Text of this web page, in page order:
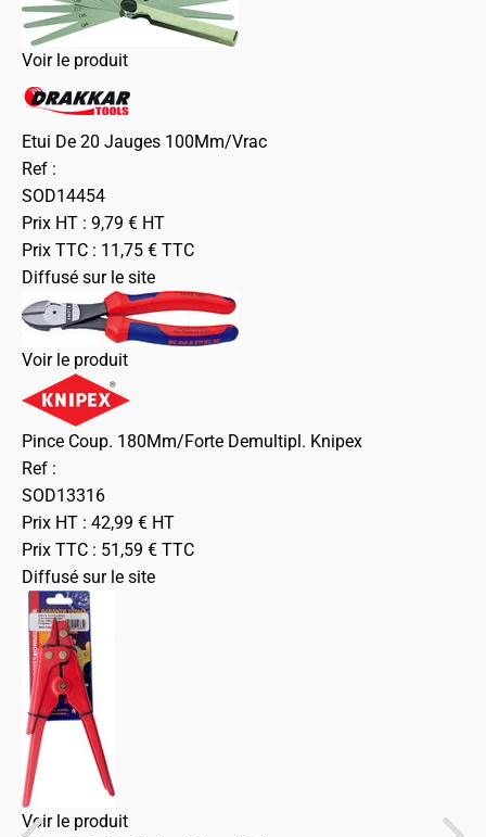
Voir le produit
Etui De 20 Jauges 100Mm/Vrac
Ref :
SOD14454
Prix HT : 9,79 € HT
Prix TTC : 11,75 € TTC
Diffusé sur le site
Voir le produit
Pince Coup. 180Mm/Forte Demultipl. Knipex
Ref :
SOD13316
Prix HT : 42,99 € HT
Prix TTC : 51,59 € TTC
Diffusé sur le site
Voir le produit